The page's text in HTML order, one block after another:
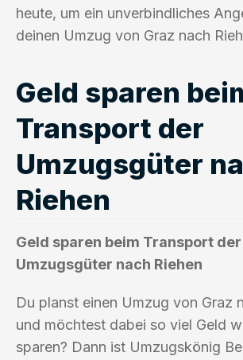
heute, um ein unverbindliches
deinen Umzug von Graz nach
Geld sparen
Transport der
Umzugsgüter
Riehen
Geld sparen beim Transport der
Umzugsgüter nach Riehen
Du planst einen Umzug von Graz
und möchtest dabei so viel Geld
sparen? Dann ist Umzugskönig